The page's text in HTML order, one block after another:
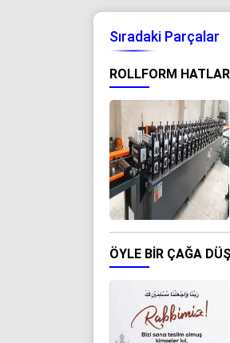
Sıradaki Parçalar
ROLLFORM
ÖYLE BIR ÇAĞA